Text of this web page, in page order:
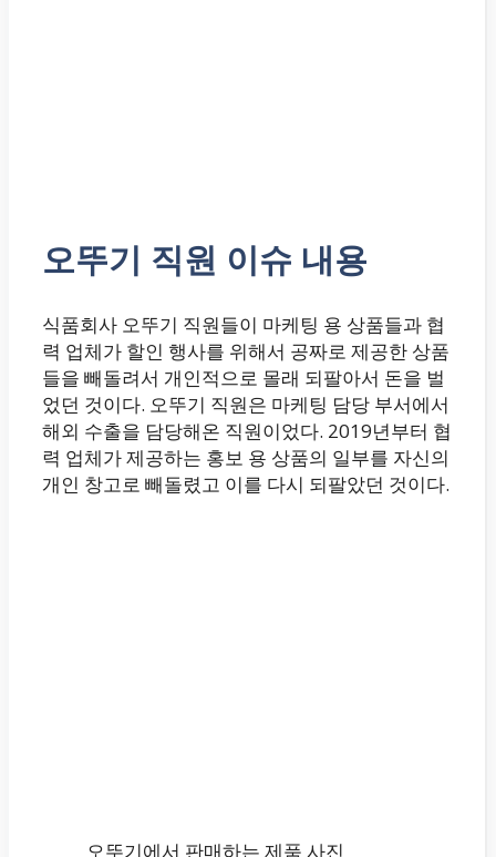
오뚜기 직원 이슈 내용
식품회사 오뚜기 직원들이 마케팅 용 상품들과 협
력 업체가 할인 행사를 위해서 공짜로 제공한 상품
들을 빼돌려서 개인적으로 몰래 되팔아서 돈을 벌
었던 것이다. 오뚜기 직원은 마케팅 담당 부서에서
해외 수출을 담당해온 직원이었다. 2019년부터 협
력 업체가 제공하는 홍보 용 상품의 일부를 자신의
개인 창고로 빼돌렸고 이를 다시 되팔았던 것이다.
오뚜기에서 판매하는 제품 사진